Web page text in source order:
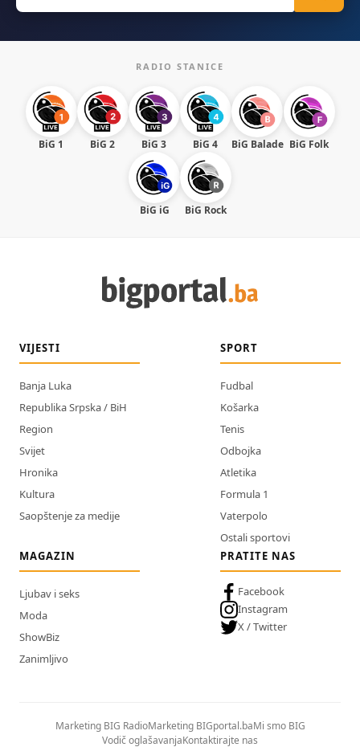
RADIO STANICE
BiG 1 BiG 2 BiG 3 BiG 4 BiG Balade BiG Folk
BiG iG BiG Rock
VIJESTI
Banja Luka
Republika Srpska / BiH
Region
Svijet
Hronika
Kultura
Saopštenje za medije
SPORT
Fudbal
Košarka
Tenis
Odbojka
Atletika
Formula 1
Vaterpolo
Ostali sportovi
MAGAZIN
Ljubav i seks
Moda
ShowBiz
Zanimljivo
PRATITE NAS
Facebook
Instagram
X / Twitter
Marketing BIG RadioMarketing BIGportal.baMi smo BIG
Vodič oglašavanjaKontaktirajte nas